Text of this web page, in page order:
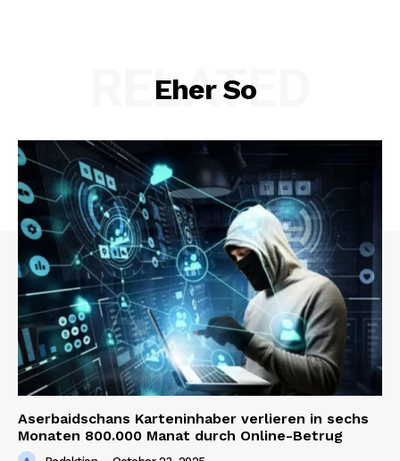
Eher So
RELATED
Aserbaidschans Karteninhaber verlieren in sechs
Monaten 800.000 Manat durch Online-Betrug